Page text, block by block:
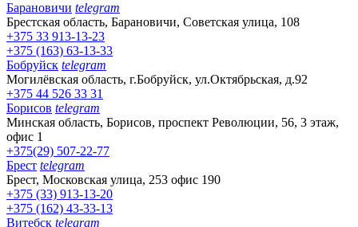
Барановичи telegram
Брестская область, Барановичи, Советская улица, 108
+375 33 913-13-23
+375 (163) 63-13-33
Бобруйск telegram
Могилёвская область, г.Бобруйск, ул.Октябрьская, д.92
+375 44 526 33 31
Борисов telegram
Минская область, Борисов, проспект Революции, 56, 3 этаж,
офис 1
+375(29) 507-22-77
Брест telegram
Брест, Московская улица, 253 офис 190
+375 (33) 913-13-20
+375 (162) 43-33-13
Витебск telegram